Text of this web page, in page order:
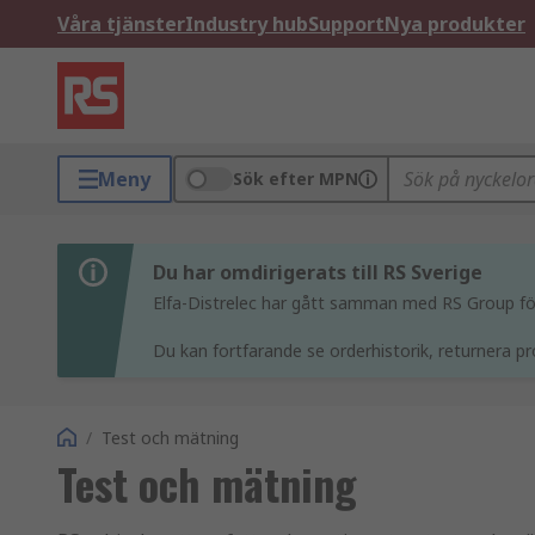
Våra tjänsterIndustry hubSupportNya produkter
Meny Sök efter MPN
Du har omdirigerats till RS Sverige
Elfa-Distrelec har gått samman med RS Group
Du kan fortfarande se orderhistorik, returnera
/ Test och mätning
Test och mätning